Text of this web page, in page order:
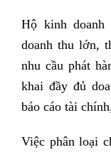
Hộ kinh
doanh thu lớn,
nhu cầu phát
khai đầy đủ
báo cáo tài
Việc phân loại